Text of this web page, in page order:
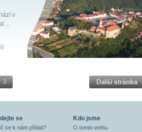
v
...
3
se
se k nám přidat?
Kdo jsme
O tomto webu